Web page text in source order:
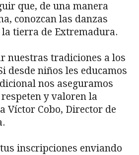
que, de una manera
conozcan las danzas
tierra de Extremadura.
nuestras tradiciones a los
desde niños les educamos
nos aseguramos
y valoren la
Víctor Cobo, Director de
inscripciones enviando